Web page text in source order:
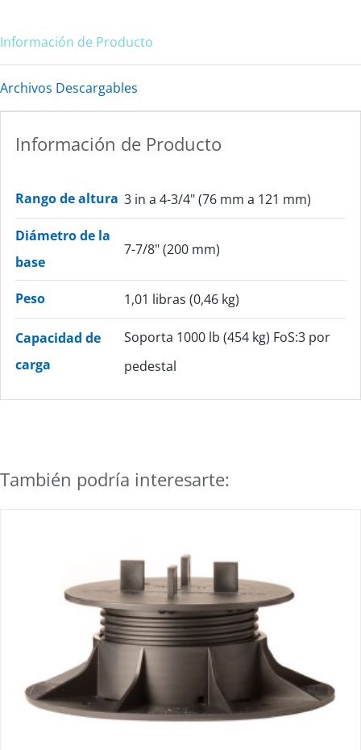
Información de Producto
Archivos Descargables
Información de Producto
Rango de altura 3 in a 4-3/4" (76 mm a 121 mm)
Diámetro de la
base
7-7/8" (200 mm)
Peso 1,01 libras (0,46 kg)
Capacidad de
carga
Soporta 1000 lb (454 kg) FoS:3 por
pedestal
También podría interesarte: